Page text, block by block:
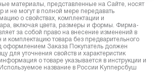
материалы, представленные на Сайте, носят
и не могут в полной мере передавать
о свойствах, комплектации и
включая цвета, размеры и формы. Фирма-
за собой право на внесение изменений в
и комплектацию товара без предварительного
оформлением Заказа Покупатель должен
для уточнения свойств и характеристик
о товаре указывается в инструкции и
название в России Купперсбуш